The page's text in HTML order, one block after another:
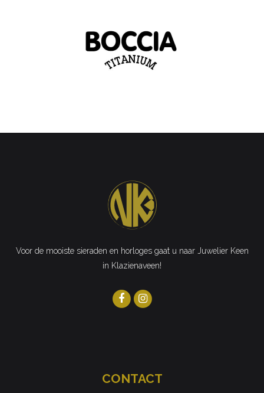
Voor de mooiste sieraden en horloges gaat u naar Juwelier Keen
in Klazienaveen!
CONTACT